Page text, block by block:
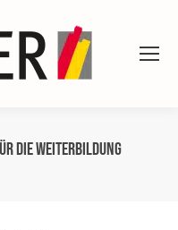
die Weiterbildung